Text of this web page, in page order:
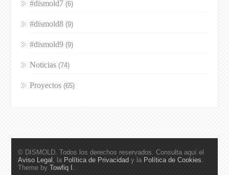
#dismold7 (6)
#dismold8(9)
#dismold9(9)
Noticias(74)
Proyectos(65)
© DISMOLD. Todos los derechos reservados. Consulta aquí el
Aviso Legal , la Política de Privacidad y la Política de Cookies.
Theme by Towfiq I.